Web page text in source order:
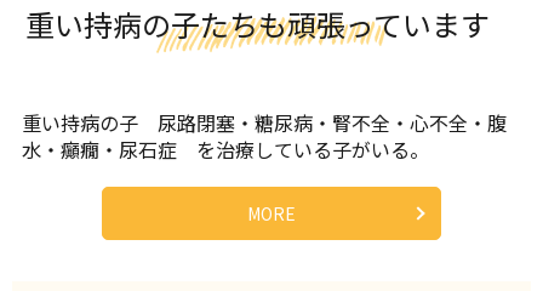
重い持病の子たちも頑張っています
重い持病の子 尿路閉塞・糖尿病・腎不全・心不全・腹
水・癲癇・尿石症 を治療している子がいる。
MORE